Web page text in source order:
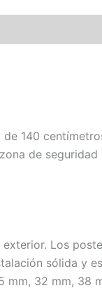
140
de seguridad
Los
sólida y
mm, 32 mm, 38